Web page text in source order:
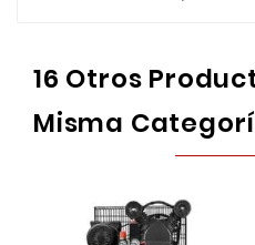
16 Otros
Misma